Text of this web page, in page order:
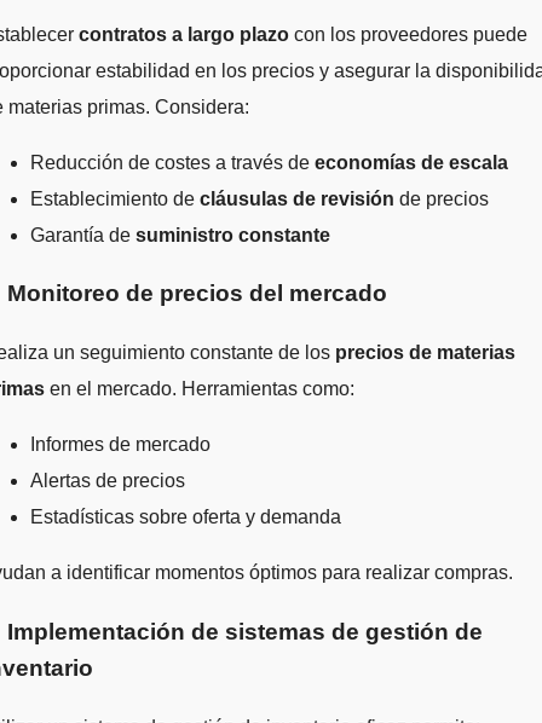
contratos a largo plazo con los proveedores puede
estabilidad en los precios y asegurar la
materias primas. Considera:
Reducción de costes a través de economías de escala
Establecimiento de cláusulas de revisión de precios
Garantía de suministro constante
Monitoreo de precios del mercado
un seguimiento constante de los precios de materias
en el mercado. Herramientas como:
Informes de mercado
Alertas de precios
Estadísticas sobre oferta y demanda
a identificar momentos óptimos para realizar compras.
Implementación de sistemas de gestión de